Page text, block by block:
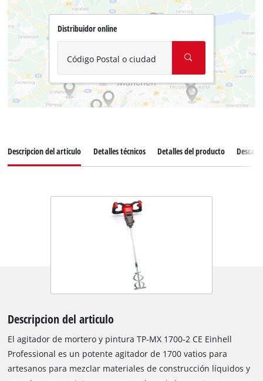
Distribuidor online
Código Postal o ciudad
Descripcion del articulo Detalles técnicos Detalles del producto
Descripcion del articulo
El agitador de mortero y pintura TP-MX 1700-2 CE Einhell
Professional es un potente agitador de 1700 vatios para
artesanos para mezclar materiales de construcción líquidos y